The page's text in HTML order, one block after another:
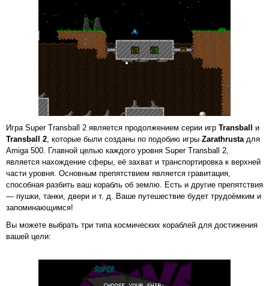
Игра Super Transball 2 является продолжением серии игр Transball
и
Transball 2, которые были созданы по подобию игры Zarathrustaдля
Amiga 500. Главной целью каждого уровня Super Transball 2,
является нахождение сферы, её захват и транспортировка к верхней
части уровня. Основным препятствием является гравитация,
способная разбить ваш корабль об землю. Есть и другие препятствия
— пушки, танки, двери и т. д. Ваше путешествие будет трудоёмким и
запоминающимся!
Вы можете выбрать три типа космических кораблей для достижения
вашей цели: